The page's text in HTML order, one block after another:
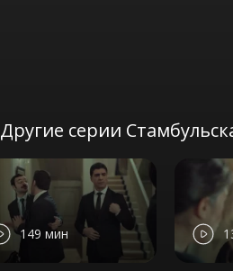
Другие серии
149 мин